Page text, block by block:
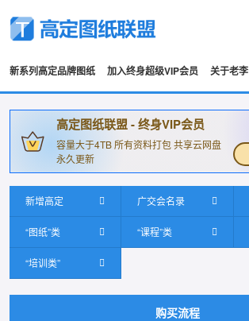
新系列高定品牌图纸 加入终身超级VIP会员 关于老李
高定图纸联盟 - 终身VIP会员
容量大于4TB 所有资料打包 共享云网盘
永久更新
新增高定 广交会名录
“图纸”类 “课程”类
“培训类”
购买流程